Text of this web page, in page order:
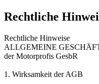
Rechtliche
Rechtliche Hinweise
ALLGEMEINE
der Motorprofis GesbR
1. Wirksamkeit der AGB